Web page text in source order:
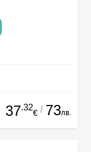
37.32
€ / 73лв.